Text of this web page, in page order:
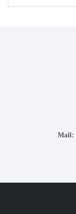
Mail: